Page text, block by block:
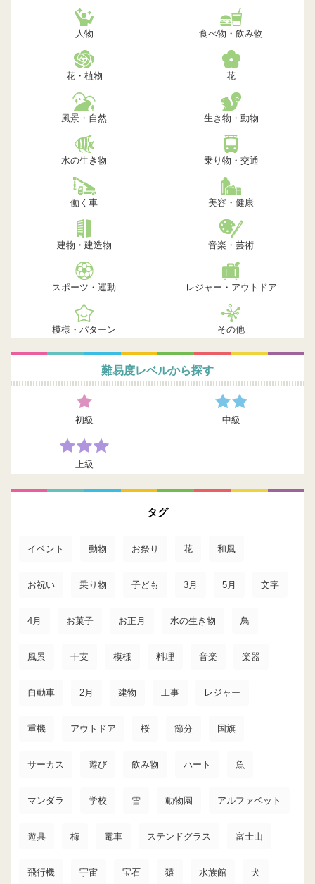
人物 食べ物・飲み物
花・植物 花
風景・自然 生き物・動物
水の生き物 乗り物・交通
働く車 美容・健康
建物・建造物 音楽・芸術
スポーツ・運動 レジャー・アウトドア
模様・パターン その他
難易度レベルから探す
初級 中級
上級
タグ
イベント 動物 お祭り 花 和風
お祝い 乗り物 子ども 3月 5月 文字
4月 お菓子 お正月 水の生き物 鳥
風景 干支 模様 料理 音楽 楽器
自動車 2月 建物 工事 レジャー
重機 アウトドア 桜 節分 国旗
サーカス 遊び 飲み物 ハート 魚
マンダラ 学校 雪 動物園 アルファベット
遊具 梅 電車 ステンドグラス 富士山
飛行機 宇宙 宝石 猿 水族館 犬